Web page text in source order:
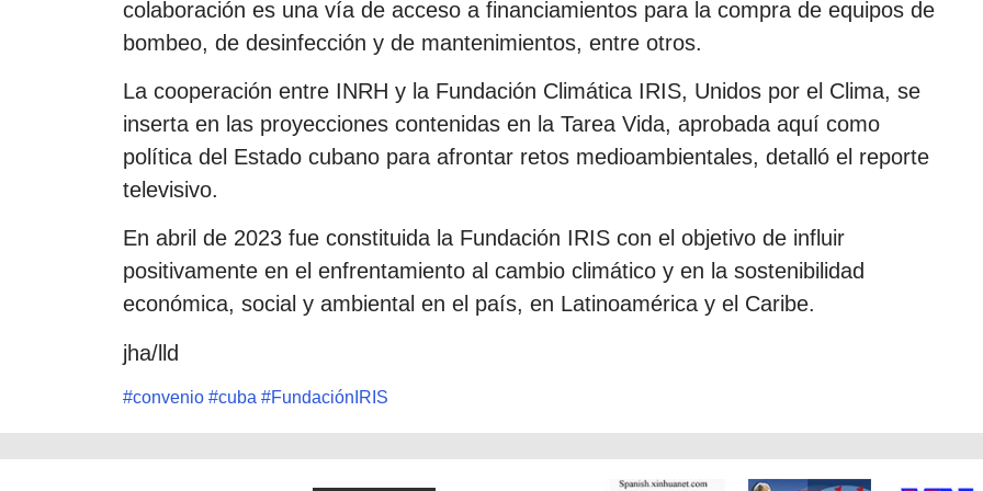
colaboración es una vía de acceso a financiamientos para la compra de equipos de
bombeo, de desinfección y de mantenimientos, entre otros.
La cooperación entre INRH y la Fundación Climática IRIS, Unidos por el Clima, se
inserta en las proyecciones contenidas en la Tarea Vida, aprobada aquí como
política del Estado cubano para afrontar retos medioambientales, detalló el reporte
televisivo.
En abril de 2023 fue constituida la Fundación IRIS con el objetivo de influir
positivamente en el enfrentamiento al cambio climático y en la sostenibilidad
económica, social y ambiental en el país, en Latinoamérica y el Caribe.
jha/lld
#convenio #cuba #FundaciónIRIS